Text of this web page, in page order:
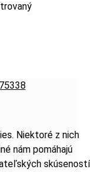
Niektoré z nich
nám pomáhajú
skúseností